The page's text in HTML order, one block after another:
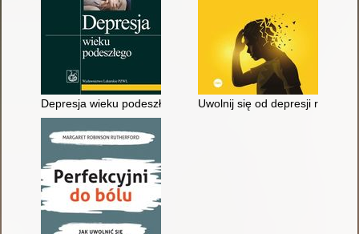
Depresja wieku podeszłego Uwolnij się od depresji raz na